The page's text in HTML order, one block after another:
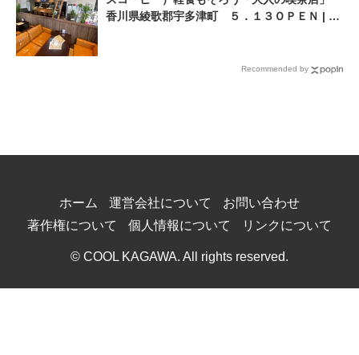
香川県綾歌郡宇多津町 ５．１３ＯＰＥＮ | ニ
Recommended by
ホーム 運営会社について
お問い合わせ
著作権について
個人情報について リンクについて
© COOL KAGAWA. All rights reserved.